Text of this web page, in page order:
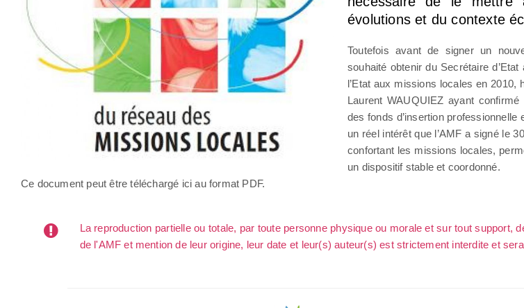
évolutions et du contexte
Toutefois avant de signer un
souhaité obtenir du Secrétaire
l’Etat aux missions locales en 2010,
Laurent WAUQUIEZ ayant
des fonds d’insertion
un réel intérêt que l’AMF a signé le
confortant les missions locales,
un dispositif stable et coordonné.
Ce document peut être téléchargé ici au format PDF.
La reproduction partielle ou totale, par toute personne physique ou morale et sur tout
de l'AMF et mention de leur origine, leur date et leur(s) auteur(s) est strictement interdite et